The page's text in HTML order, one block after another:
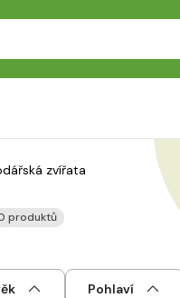
zvířata
produktů
Pohlaví